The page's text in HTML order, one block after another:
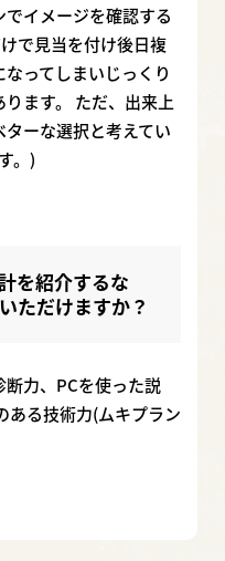
イメージを確認する
で見当を付け後日複
ってしまいじっくり
ます。 ただ、出来上
ーな選択と考えてい
。)
を紹介するな
ただけますか？
断力、PCを使った説
ある技術力(ムキプラン